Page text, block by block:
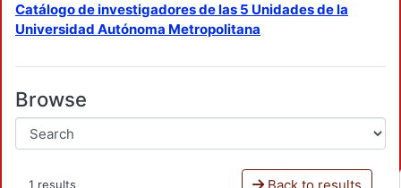
Catálogo de investigadores de las 5 Unidades de la
Universidad Autónoma Metropolitana
Browse
1 results